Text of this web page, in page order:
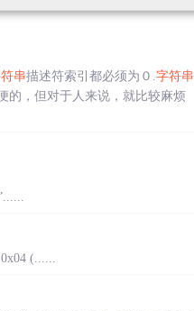
串描述符索引都必须为０. 字符串
的，但对于人来说，就比较麻烦
(......